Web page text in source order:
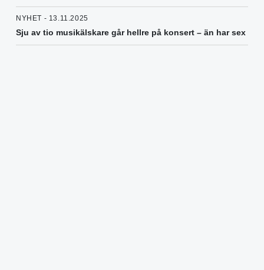
NYHET - 13.11.2025
Sju av tio musikälskare går hellre på konsert – än har sex